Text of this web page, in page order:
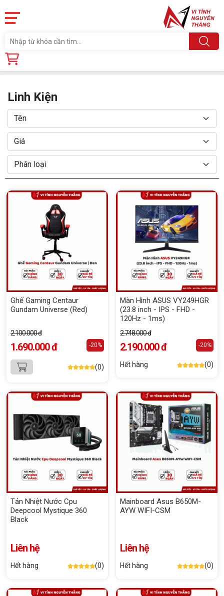
Trang chủ
Linh Kiện
Ghế Gaming Centaur
Gundam Universe (Red)
2.100.000 đ
1.690.000 đ -20%
(0)
Màn Hình ASUS VY249HGR
(23.8 inch - IPS - FHD -
120Hz - 1ms)
2.748.000 đ
2.190.000 đ -20%
Hết hàng (0)
Tản Nhiệt Nước Cpu
Deepcool Mystique 360
Black
Liên hệ
Hết hàng (0)
Mainboard Asus B650M-
AYW WIFI-CSM
Liên hệ
Hết hàng (0)